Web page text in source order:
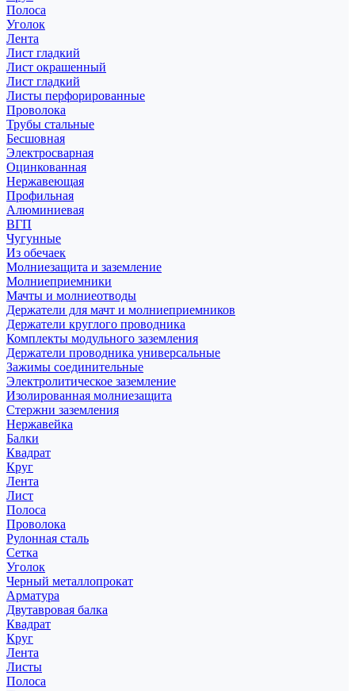
Полоса
Уголок
Лента
Лист гладкий
Лист окрашенный
Лист гладкий
Листы перфорированные
Проволока
Трубы стальные
Бесшовная
Электросварная
Оцинкованная
Нержавеющая
Профильная
Алюминиевая
ВГП
Чугунные
Из обечаек
Молниезащита и заземление
Молниеприемники
Мачты и молниеотводы
Держатели для мачт и молниеприемников
Держатели круглого проводника
Комплекты модульного заземления
Держатели проводника универсальные
Зажимы соединительные
Электролитическое заземление
Изолированная молниезащита
Стержни заземления
Нержавейка
Балки
Квадрат
Круг
Лента
Лист
Полоса
Проволока
Рулонная сталь
Сетка
Уголок
Черный металлопрокат
Арматура
Двутавровая балка
Квадрат
Круг
Лента
Листы
Полоса